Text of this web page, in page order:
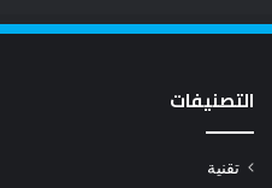
التصنيفات
تقنية